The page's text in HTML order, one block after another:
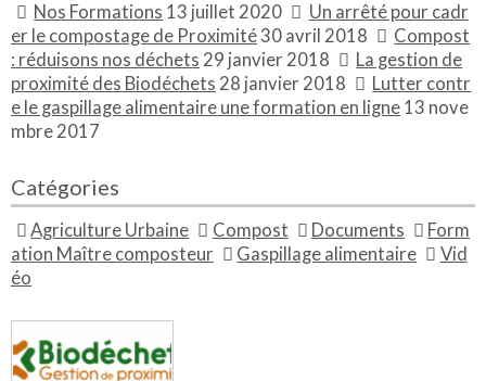
Nos Formations 13 juillet 2020
Un arrêté pour cadr
er le compostage de Proximité30 avril 2018
Compost
: réduisons nos déchets 29 janvier 2018
La gestion de
proximité des Biodéchets 28 janvier 2018
Lutter contr
e le gaspillage alimentaire une formation en ligne 13 nove
mbre 2017
Catégories
Agriculture Urbaine Compost Documents
Form
ation Maître composteur
Gaspillage alimentaire
Vid
éo